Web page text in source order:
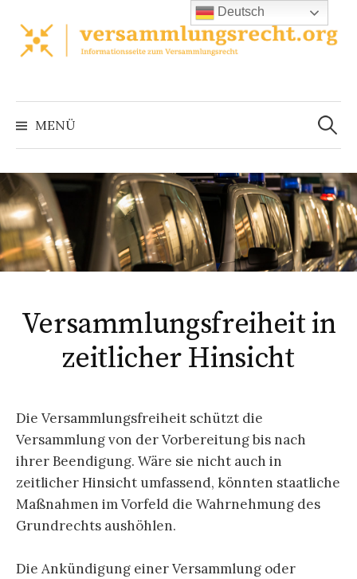
Inhalt
überspringen
MENÜ
Suchen
nach:
Versammlungsfreiheit in
zeitlicher Hinsicht
Die Versammlungsfreiheit schützt die
Versammlung von der Vorbereitung bis nach
ihrer Beendigung. Wäre sie nicht auch in
zeitlicher Hinsicht umfassend, könnten staatliche
Maßnahmen im Vorfeld die Wahrnehmung des
Grundrechts aushöhlen.
Die Ankündigung einer Versammlung oder
Deutsch